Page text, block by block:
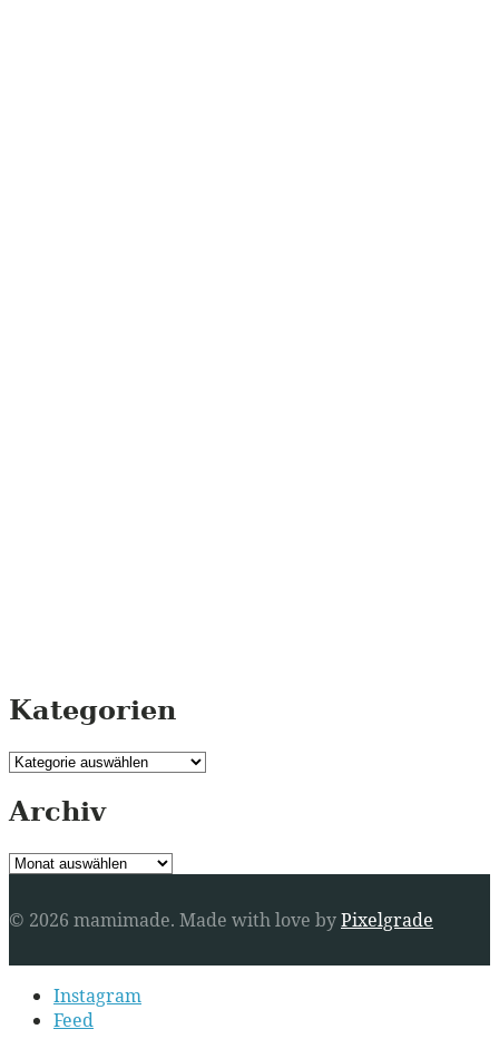
Kategorien
Kategorien
Archiv
Archiv
© 2026 mamimade. Made with love byPixelgrade
Secondary
navigationInstagram
Feed